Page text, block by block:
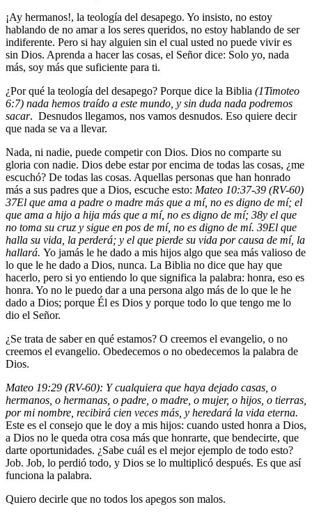
¡Ay hermanos!, la teología del desapego. Yo insisto, no estoy
hablando de no amar a los seres queridos, no estoy hablando de ser
indiferente. Pero si hay alguien sin el cual usted no puede vivir es
sin Dios. Aprenda a hacer las cosas, el Señor dice: Solo yo, nada
más, soy más que suficiente para ti.
¿Por qué la teología del desapego? Porque dice la Biblia (1Timoteo
6:7) nada hemos traído a este mundo, y sin duda nada podremos
sacar. Desnudos llegamos, nos vamos desnudos. Eso quiere decir
que nada se va a llevar.
Nada, ni nadie, puede competir con Dios. Dios no comparte su
gloria con nadie. Dios debe estar por encima de todas las cosas, ¿me
escuchó? De todas las cosas. Aquellas personas que han honrado
más a sus padres que a Dios, escuche esto: Mateo 10:37-39 (RV-60)
37El que ama a padre o madre más que a mí, no es digno de mí; el
que ama a hijo a hija más que a mí, no es digno de mí; 38y el que
no toma su cruz y sigue en pos de mí, no es digno de mí. 39El que
halla su vida, la perderá; y el que pierde su vida por causa de mí, la
hallará. Yo jamás le he dado a mis hijos algo que sea más valioso de
lo que le he dado a Dios, nunca. La Biblia no dice que hay que
hacerlo, pero si yo entiendo lo que significa la palabra: honra, eso es
honra. Yo no le puedo dar a una persona algo más de lo que le he
dado a Dios; porque Él es Dios y porque todo lo que tengo me lo
dio el Señor.
¿Se trata de saber en qué estamos? O creemos el evangelio, o no
creemos el evangelio. Obedecemos o no obedecemos la palabra de
Dios.
Mateo 19:29 (RV-60): Y cualquiera que haya dejado casas, o
hermanos, o hermanas, o padre, o madre, o mujer, o hijos, o tierras,
por mi nombre, recibirá cien veces más, y heredará la vida eterna.
Este es el consejo que le doy a mis hijos: cuando usted honra a Dios,
a Dios no le queda otra cosa más que honrarte, que bendecirte, que
darte oportunidades. ¿Sabe cuál es el mejor ejemplo de todo esto?
Job. Job, lo perdió todo, y Dios se lo multiplicó después. Es que así
funciona la palabra.
Quiero decirle que no todos los apegos son malos.